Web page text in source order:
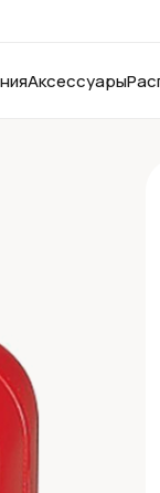
Аксессуары